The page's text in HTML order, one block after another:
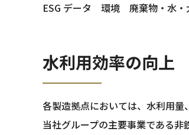
ESG データ 環境 廃棄物・水・
水利用効率の向上
各製造拠点においては、水利用量
当社グループの主要事業である